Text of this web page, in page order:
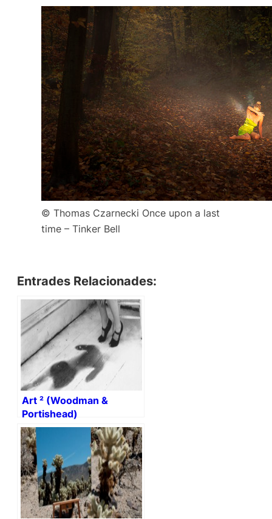
© Thomas Czarnecki Once upon a last
time – Tinker Bell
Entrades Relacionades:
Art ² (Woodman &
Portishead)